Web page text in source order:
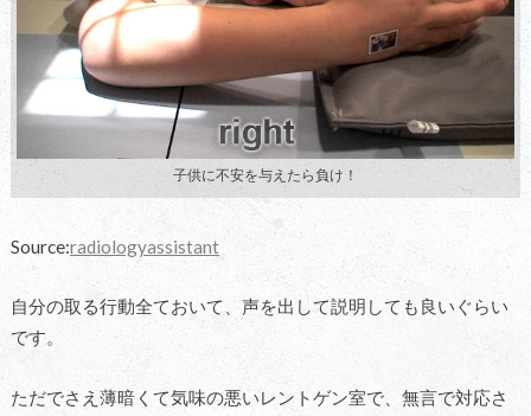
子供に不安を与えたら負け！
Source:radiologyassistant
自分の取る行動全ておいて、声を出して説明しても良いぐらい
です。
ただでさえ薄暗くて気味の悪いレントゲン室で、無言で対応さ